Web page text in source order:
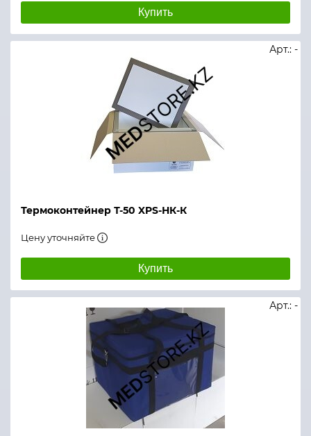
Купить
Термоконтейнер Т-50 XPS-НК-К
Арт.: -
Цену уточняйте
Купить
Арт.: -